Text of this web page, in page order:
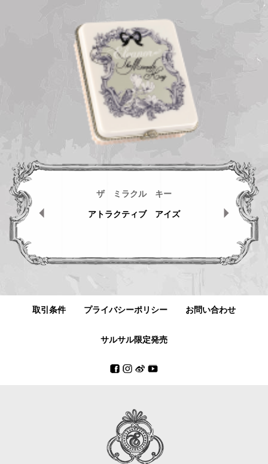
ズ
イジング
ザ ミラクル キー
アトラクティブ アイズ
海
ト
取引条件 プライバシーポリシー お問い合わせ
サルサル限定発売